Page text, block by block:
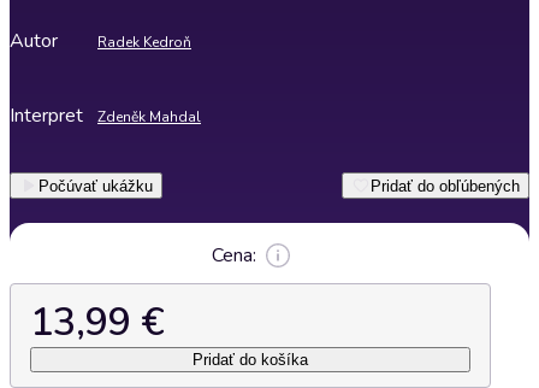
Autor Radek Kedroň
Interpret Zdeněk Mahdal
Počúvať ukážku Pridať do obľúbených
Cena:
13,99 €
Pridať do košíka